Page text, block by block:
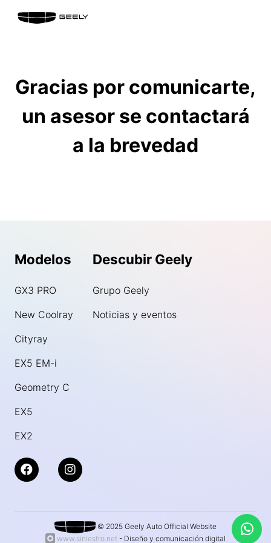
Gracias por comunicarte,
un asesor se contactará
a la brevedad
Modelos
GX3 PRO
New Coolray
Cityray
EX5 EM-i
Geometry C
EX5
EX2
Descubir Geely
Grupo Geely
Noticias y eventos
© 2025 Geely Auto Official Website
www.siniestro.net - Diseño y comunicación digital